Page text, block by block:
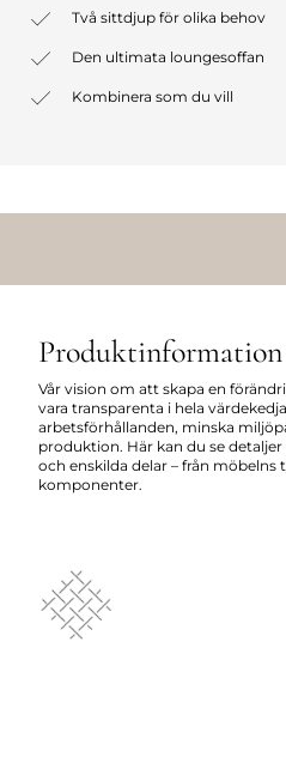
Två sittdjup för olika behov
Den ultimata loungesoffan
Kombinera som du vill
Produktinformation
Vår vision om att skapa en
vara transparenta i hela
arbetsförhållanden, minska
produktion. Här kan du se
och enskilda delar – från möbelns
komponenter.